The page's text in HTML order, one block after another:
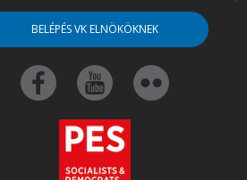
BELÉPÉS VK ELNÖKÖKNEK